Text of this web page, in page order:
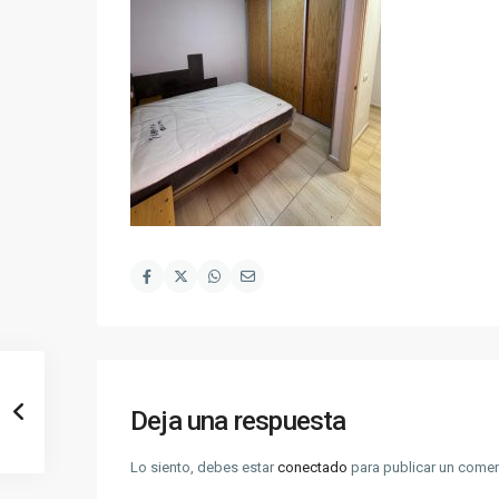
Deja una respuesta
Lo siento, debes estarconectado para publicar un